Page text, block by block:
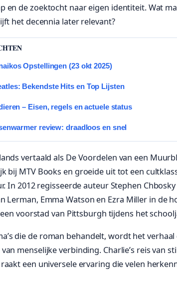
en de zoektocht naar eigen identiteit. Wat
het decennia later relevant?
Opstellingen (23 okt 2025)
Bekendste Hits en Top Lijsten
– Eisen, regels en actuele status
review: draadloos en snel
vertaald als De Voordelen van een
bij MTV Books en groeide uit tot een
In 2012 regisseerde auteur Stephen
Lerman, Emma Watson en Ezra Miller in de
voorstad van Pittsburgh tijdens het
die de roman behandelt, wordt het
menselijke verbinding. Charlie’s reis van
een universele ervaring die velen